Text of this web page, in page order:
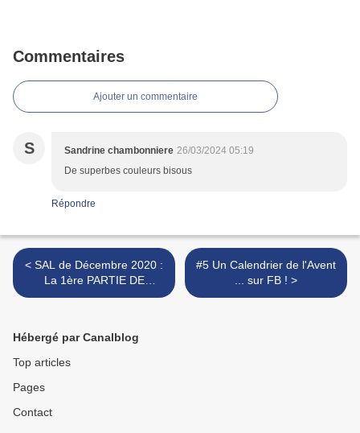
Commentaires
Ajouter un commentaire
S Sandrine chambonniere 26/03/2024 05:19
De superbes couleurs bisous
Répondre
< SAL de Décembre 2020 :
La 1ère PARTIE DE
DÉVOILÉE ...
#5 Un Calendrier de l'Avent
... sur FB ! >
Hébergé par Canalblog
Top articles
Pages
Contact